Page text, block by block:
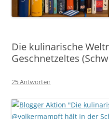
Die kulinarische
Geschnetzeltes
25 Antworten